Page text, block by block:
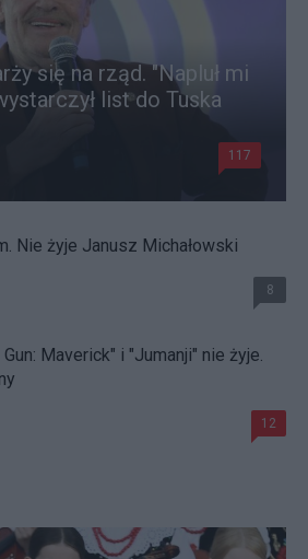
się na rząd. "Napluł mi
list do Tuska
117
Nie żyje Janusz Michałowski
8
Maverick" i "Jumanji" nie żyje.
12